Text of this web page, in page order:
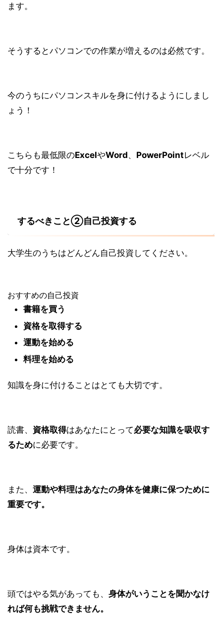
ます。
そうするとパソコンでの作業が増えるのは必然です。
今のうちにパソコンスキルを身に付けるようにしまし
ょう！
こちらも最低限のExcelやWord、 PowerPointレベル
で十分です！
するべきこと②自己投資する
大学生のうちはどんどん自己投資してください。
おすすめの自己投資
書籍を買う
資格を取得する
運動を始める
料理を始める
知識を身に付けることはとても大切です。
読書、 資格取得はあなたにとって必要な知識を吸収す
るために必要です。
また、 運動や料理はあなたの身体を健康に保つために
重要です。
身体は資本です。
頭ではやる気があっても、 身体がいうことを聞かなけ
れば何も挑戦できません。